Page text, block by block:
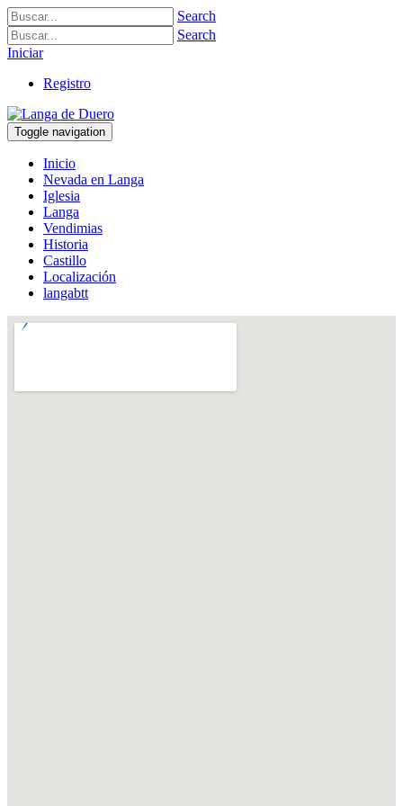
Search
Search
Iniciar
Registro
Toggle navigation
Inicio
Nevada en Langa
Iglesia
Langa
Vendimias
Historia
Castillo
Localización
langabtt